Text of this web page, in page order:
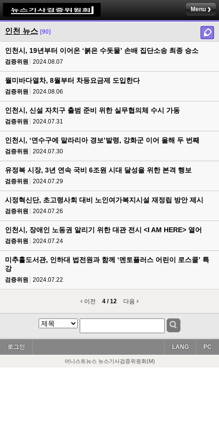
Menu
인천 뉴스 [90]
인천시, 19년부터 이어온 ‘붉은 수돗물’ 손배 집단소송 최종 승소
검증위원 2024.08.07
월미바다열차, 8월부터 차등요금제 도입한다
검증위원 2024.08.06
인천시, 신설 자치구 출범 준비 위한 실무협의체 수시 가동
검증위원 2024.07.31
인천시, ‘연수구에 말라리아 경보’발령, 강화군 이어 올해 두 번째
검증위원 2024.07.30
유정복 시장, 3년 연속 국비 6조원 시대 달성을 위한 본격 행보
검증위원 2024.07.29
시정혁신단, 초고령사회 대비 노인여가복지시설 재정립 방안 제시
검증위원 2024.07.26
인천시, 장애인 노동권 알리기 위한 대관 전시 <I AM HERE> 열어
검증위원 2024.07.24
미추홀도서관, 인하대 법전원과 함께 ‘멘토플러스 어린이 로스쿨’ 특
강
검증위원 2024.07.22
이전 4 / 12 다음
로그인 PC
LANG
어니스트뉴스 뉴스기사검증위원회(M)